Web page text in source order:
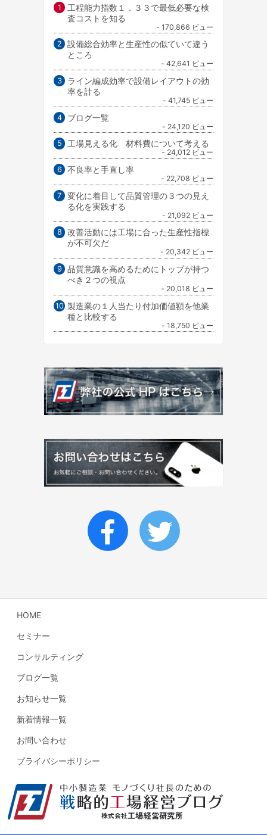
工程能力指数１．３３で最低必要な検
査コストを知る
- 170,866 ビュー
設備総合効率と生産性の似ていて違う
ところ
- 42,641 ビュー
ライン編成効率で設備レイアウトの効
率を計る
- 41,745 ビュー
ブログ一覧
- 24,120 ビュー
工場見える化 材料費について考える
- 24,012 ビュー
不良率と手直し率
- 22,708 ビュー
変化に着目して品質管理の３つの見え
る化を実践する
- 21,092 ビュー
改善活動には工場に合った生産性指標
が不可欠だ
- 20,342 ビュー
品質意識を高めるためにトップが持つ
べき２つの視点
- 20,018 ビュー
製造業の１人当たり付加価値額を他業
種と比較する
- 18,750 ビュー
HOME
セミナー
コンサルティング
ブログ一覧
お知らせ一覧
新着情報一覧
お問い合わせ
プライバシーポリシー